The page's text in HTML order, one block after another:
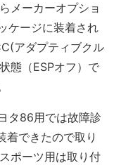
メーカーオプショ
ケージに装着され
アダプティブクル
態（ESPオフ）で
タ86用では故障診
着できたので取り
ポーツ用は取り付